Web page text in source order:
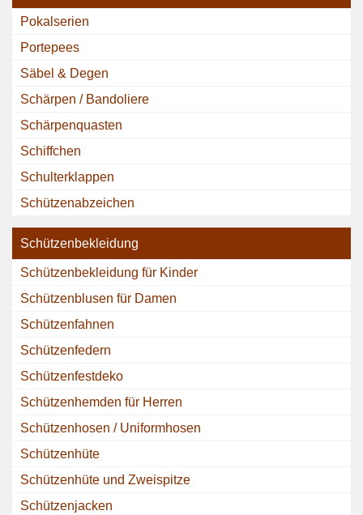
Pokalserien
Portepees
Säbel & Degen
Schärpen / Bandoliere
Schärpenquasten
Schiffchen
Schulterklappen
Schützenabzeichen
Schützenbekleidung
Schützenbekleidung für Kinder
Schützenblusen für Damen
Schützenfahnen
Schützenfedern
Schützenfestdeko
Schützenhemden für Herren
Schützenhosen / Uniformhosen
Schützenhüte
Schützenhüte und Zweispitze
Schützenjacken